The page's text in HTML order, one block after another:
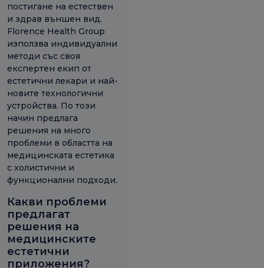
постигане на естествен
и здрав външен вид.
Florence Health Group
използва индивидуални
методи със своя
експертен екип от
естетични лекари и най-
новите технологични
устройства. По този
начин предлага
решения на много
проблеми в областта на
медицинската естетика
с холистични и
функционални подходи.
Какви проблеми
предлагат
решения на
медицинските
естетични
приложения?